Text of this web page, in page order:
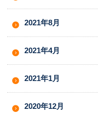
2021年8月
2021年4月
2021年1月
2020年12月